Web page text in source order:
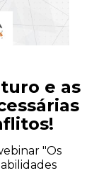
e as
"Os